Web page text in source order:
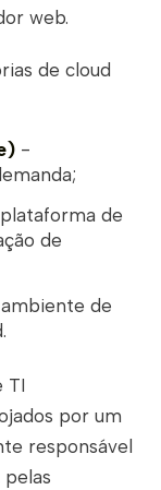
web.
de cloud
-
de
de
de
TI
por um
responsável